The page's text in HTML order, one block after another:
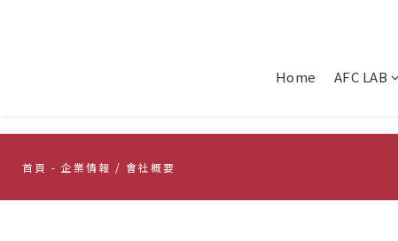
Home AFC LAB
首頁 - 企業情報 / 會社概要